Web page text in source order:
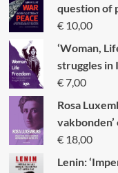
question of
€10,00
‘Woman,
struggles in
€7,00
Rosa
€18,00
Lenin: